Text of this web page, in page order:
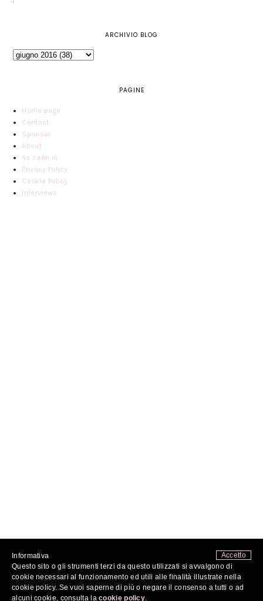
ARCHIVIO BLOG
PAGINE
Home page
Contact
Sponsor
About
As seen in
Privacy Policy
Cookie Policy
Interviews
FOLLOW ME
Accetto
Informativa
Questo sito o gli strumenti terzi da questo utilizzati si avvalgono di
cookie necessari al funzionamento ed utili alle finalità illustrate nella
cookie policy. Se vuoi saperne di più o negare il consenso a tutti o ad
alcuni cookie, consulta lacookie policy.